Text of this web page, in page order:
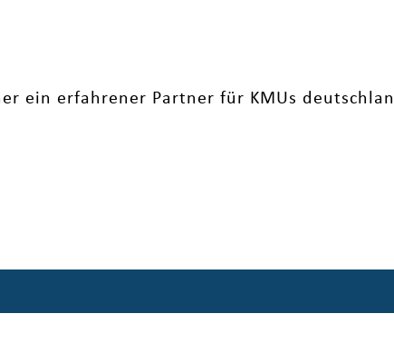
ein erfahrener Partner für KMUs